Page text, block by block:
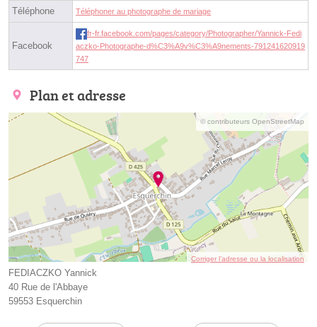
Téléphone Téléphoner au photographe de mariage
Facebook
fr-fr.facebook.com/pages/category/Photographer/Yannick-Fedi
aczko-Photographe-d%C3%A9v%C3%A9nements-791241620919
747
Plan et adresse
© contributeurs OpenStreetMap
Corriger l’adresse ou la localisation
FEDIACZKO Yannick
40 Rue de l'Abbaye
59553 Esquerchin